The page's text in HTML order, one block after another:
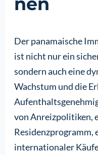
Der panamaische
ist nicht nur ein
sondern auch eine
Wachstum und die
von Anreizpolitiken,
Residenzprogramm,
internationaler